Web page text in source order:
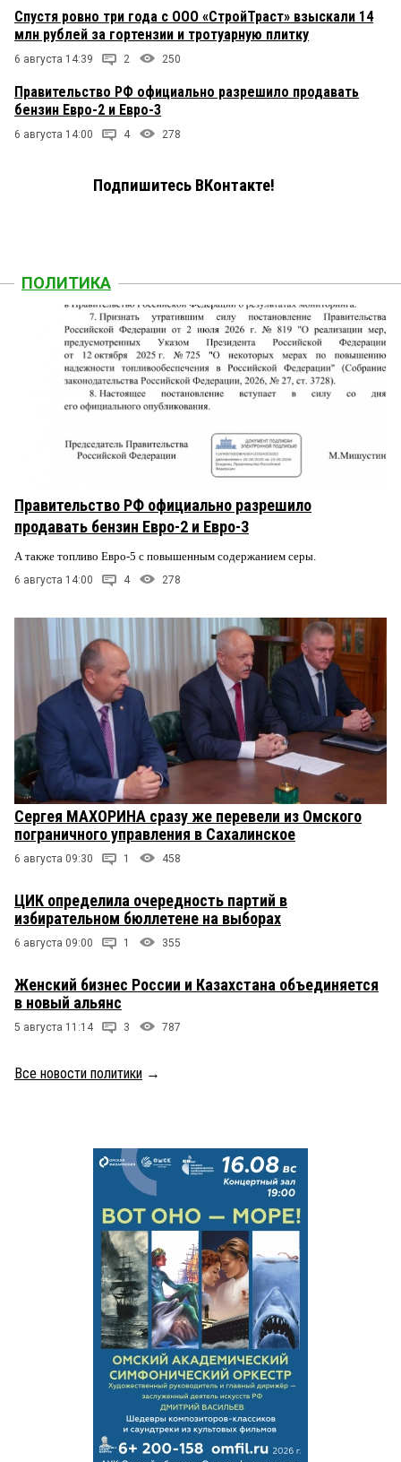
Спустя ровно три года с ООО «СтройТраст» взыскали 14
млн рублей за гортензии и тротуарную плитку
6 августа 14:39 2 250
Правительство РФ официально разрешило продавать
бензин Евро-2 и Евро-3
6 августа 14:00 4 278
Подпишитесь ВКонтакте!
ПОЛИТИКА
Правительство РФ официально разрешило
продавать бензин Евро-2 и Евро-3
А также топливо Евро-5 с повышенным содержанием серы.
6 августа 14:00 4 278
Сергея МАХОРИНА сразу же перевели из Омского
пограничного управления в Сахалинское
6 августа 09:30 1 458
ЦИК определила очередность партий в
избирательном бюллетене на выборах
6 августа 09:00 1 355
Женский бизнес России и Казахстана объединяется
в новый альянс
5 августа 11:14 3 787
Все новости политики →